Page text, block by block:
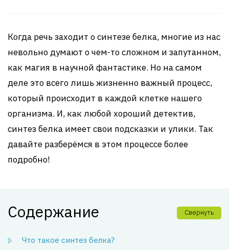
Когда речь заходит о синтезе белка, многие из нас
невольно думают о чем-то сложном и запутанном,
как магия в научной фантастике. Но на самом
деле это всего лишь жизненно важный процесс,
который происходит в каждой клетке нашего
организма. И, как любой хороший детектив,
синтез белка имеет свои подсказки и улики. Так
давайте разберёмся в этом процессе более
подробно!
Содержание Свернуть
Что такое синтез белка?